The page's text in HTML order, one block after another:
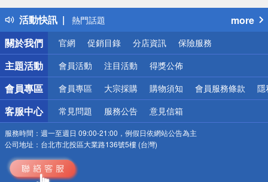
活動快訊
得獎公告
熱門話題
銀行優惠
偏遠地區配送
詐騙網頁！請小心！
more
關於我們
官網 促銷目錄 分店資訊 保險服務
主題活動 會員活動 注目活動 得獎公佈
會員專區 會員專區 大宗採購 購物須知 會員服務條款 隱
客服中心 常見問題 服務公告 意見信箱
服務時間： 週一至週日 09:00-21:00，例假日依網站公告為主
公司地址： 台北市北投區大業路136號5樓 (台灣)